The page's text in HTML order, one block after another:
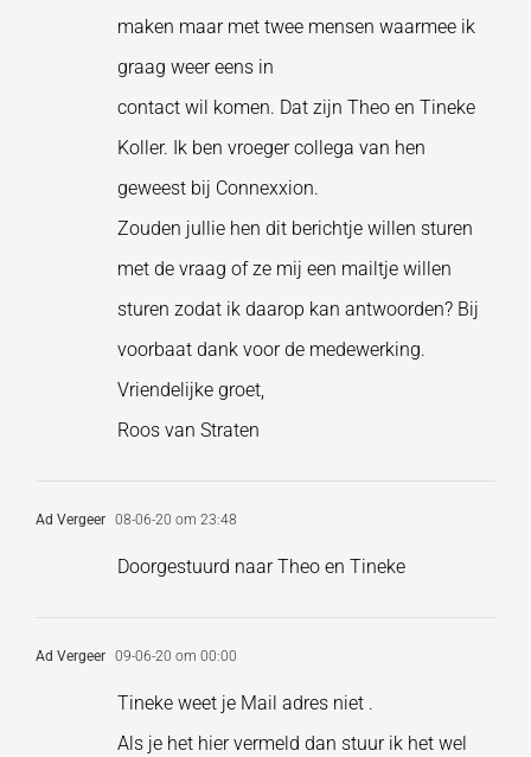
maken maar met twee mensen waarmee ik
graag weer eens in
contact wil komen. Dat zijn Theo en Tineke
Koller. Ik ben vroeger collega van hen
geweest bij Connexxion.
Zouden jullie hen dit berichtje willen sturen
met de vraag of ze mij een mailtje willen
sturen zodat ik daarop kan antwoorden? Bij
voorbaat dank voor de medewerking.
Vriendelijke groet,
Roos van Straten
Ad Vergeer 08-06-20 om 23:48
Doorgestuurd naar Theo en Tineke
Ad Vergeer 09-06-20 om 00:00
Tineke weet je Mail adres niet .
Als je het hier vermeld dan stuur ik het wel